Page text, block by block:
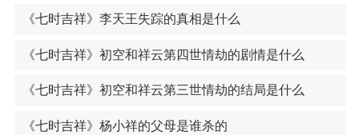
《七时吉祥》李天王失踪的真相是什么
《七时吉祥》初空和祥云第四世情劫的剧情是什么
《七时吉祥》初空和祥云第三世情劫的结局是什么
《七时吉祥》杨小祥的父母是谁杀的